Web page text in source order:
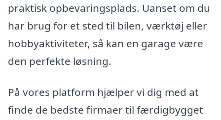
praktisk opbevaringsplads. Uanset om du
har brug for et sted til bilen, værktøj eller
hobbyaktiviteter, så kan en garage være
den perfekte løsning.
På vores platform hjælper vi dig med at
finde de bedste firmaer til færdigbygget